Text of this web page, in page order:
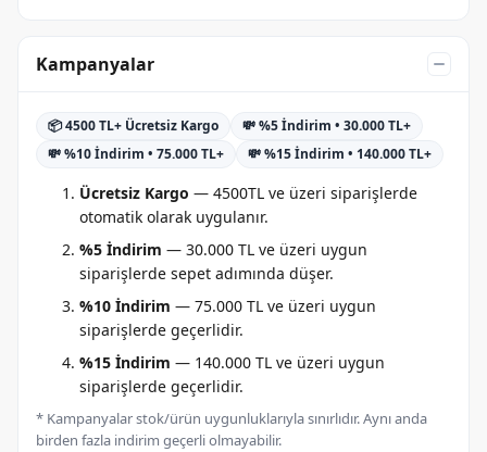
Kampanyalar
📦 4500 TL+ Ücretsiz Kargo
💸 %5 İndirim • 30.000 TL+
💸 %10 İndirim • 75.000 TL+
💸 %15 İndirim • 140.000 TL+
Ücretsiz Kargo — 4500TL ve üzeri siparişlerde
otomatik olarak uygulanır.
%5 İndirim — 30.000 TL ve üzeri uygun
siparişlerde sepet adımında düşer.
%10 İndirim — 75.000 TL ve üzeri uygun
siparişlerde geçerlidir.
%15 İndirim — 140.000 TL ve üzeri uygun
siparişlerde geçerlidir.
* Kampanyalar stok/ürün uygunluklarıyla sınırlıdır. Aynı anda
birden fazla indirim geçerli olmayabilir.